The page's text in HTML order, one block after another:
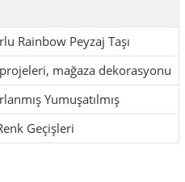
Rainbow Peyzaj Taşı
mağaza dekorasyonu
Yumuşatılmış
Geçişleri